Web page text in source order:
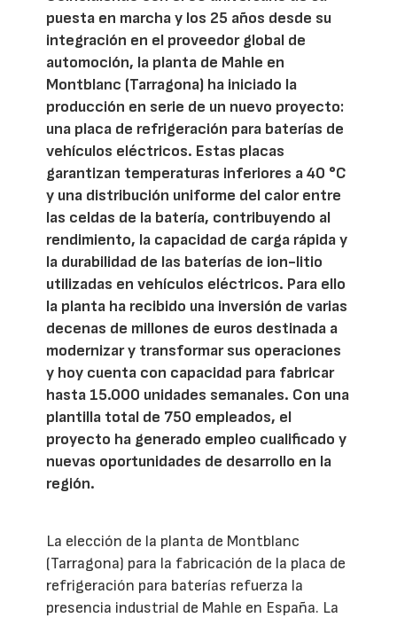
puesta en marcha y los 25 años desde su
integración en el proveedor global de
automoción, la planta de Mahle en
Montblanc (Tarragona) ha iniciado la
producción en serie de un nuevo proyecto:
una placa de refrigeración para baterías de
vehículos eléctricos. Estas placas
garantizan temperaturas inferiores a 40 °C
y una distribución uniforme del calor entre
las celdas de la batería, contribuyendo al
rendimiento, la capacidad de carga rápida y
la durabilidad de las baterías de ion-litio
utilizadas en vehículos eléctricos. Para ello
la planta ha recibido una inversión de varias
decenas de millones de euros destinada a
modernizar y transformar sus operaciones
y hoy cuenta con capacidad para fabricar
hasta 15.000 unidades semanales. Con una
plantilla total de 750 empleados, el
proyecto ha generado empleo cualificado y
nuevas oportunidades de desarrollo en la
región.
La elección de la planta de Montblanc
(Tarragona) para la fabricación de la placa de
refrigeración para baterías refuerza la
presencia industrial de Mahle en España. La